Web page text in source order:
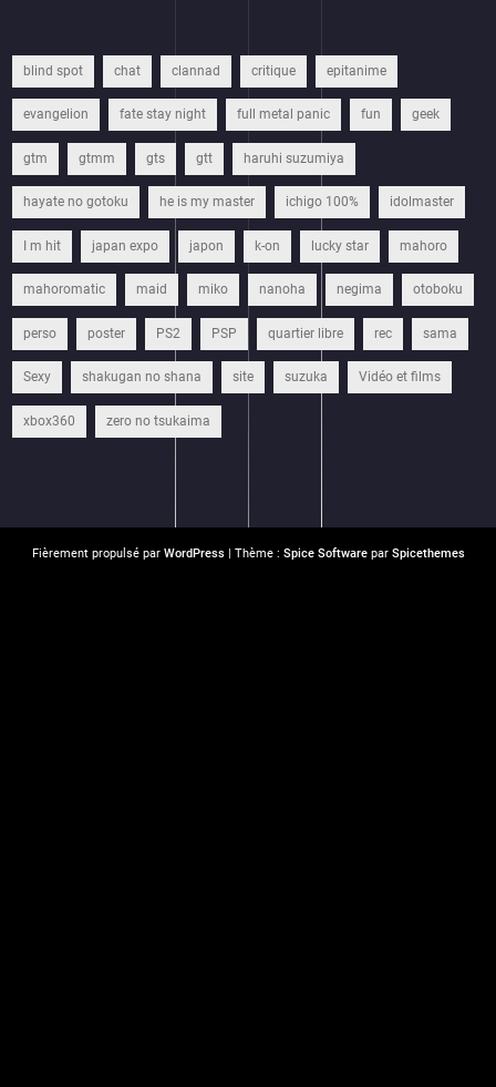
blind spot chat clannad critique epitanime
evangelion fate stay night full metal panic fun geek
gtm gtmm gts gtt haruhi suzumiya
hayate no gotoku he is my master ichigo 100% idolmaster
I m hit japan expo japon k-on lucky star mahoro
mahoromatic maid miko nanoha negima otoboku
perso poster PS2 PSP quartier libre rec sama
Sexy shakugan no shana site suzuka Vidéo et films
xbox360 zero no tsukaima
Fièrement propulsé par WordPress| Thème : Spice Softwarepar Spicethemes